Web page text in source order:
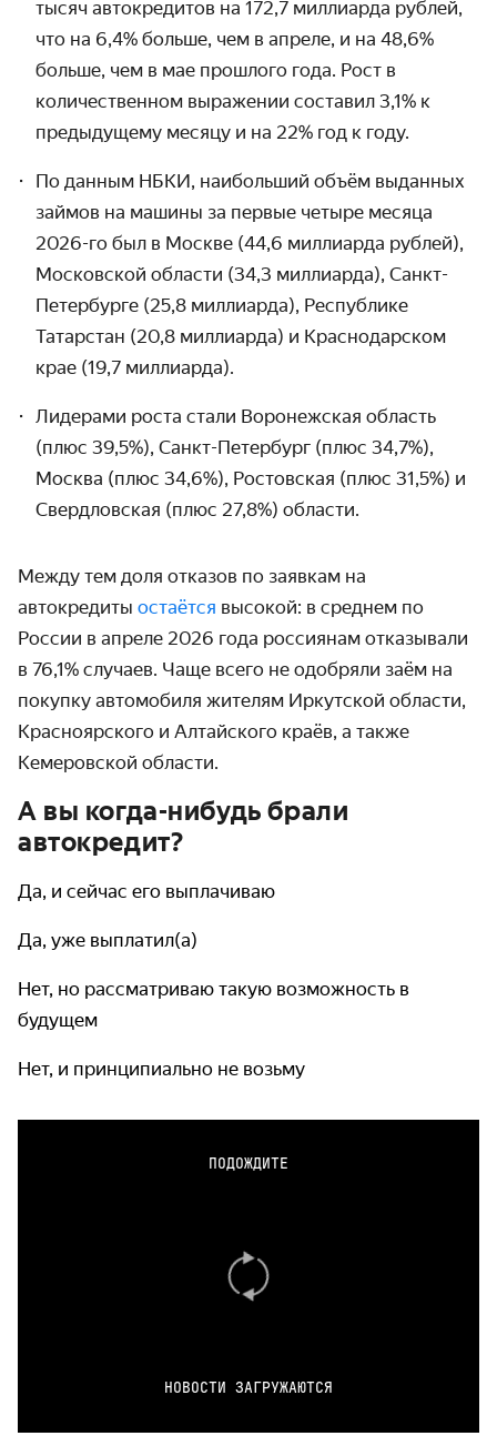
тысяч автокредитов на 172,7 миллиарда рублей,
что на 6,4% больше, чем в апреле, и на 48,6%
больше, чем в мае прошлого года. Рост в
количественном выражении составил 3,1% к
предыдущему месяцу и на 22% год к году.
По данным НБКИ, наибольший объём выданных
займов на машины за первые четыре месяца
2026-го был в Москве (44,6 миллиарда рублей),
Московской области (34,3 миллиарда), Санкт-
Петербурге (25,8 миллиарда), Республике
Татарстан (20,8 миллиарда) и Краснодарском
крае (19,7 миллиарда).
Лидерами роста стали Воронежская область
(плюс 39,5%), Санкт-Петербург (плюс 34,7%),
Москва (плюс 34,6%), Ростовская (плюс 31,5%) и
Свердловская (плюс 27,8%) области.
Между тем доля отказов по заявкам на
автокредиты остаётся высокой: в среднем по
России в апреле 2026 года россиянам отказывали
в 76,1% случаев. Чаще всего не одобряли заём на
покупку автомобиля жителям Иркутской области,
Красноярского и Алтайского краёв, а также
Кемеровской области.
А вы когда-нибудь брали
автокредит?
Да, и сейчас его выплачиваю
Да, уже выплатил(а)
Нет, но рассматриваю такую возможность в
будущем
Нет, и принципиально не возьму
ПОДОЖДИТЕ
НОВОСТИ ЗАГРУЖАЮТСЯ